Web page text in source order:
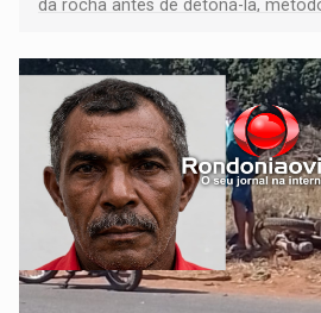
da rocha antes de detoná-la,